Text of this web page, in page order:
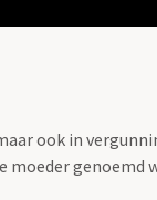
ook in
moeder genoemd